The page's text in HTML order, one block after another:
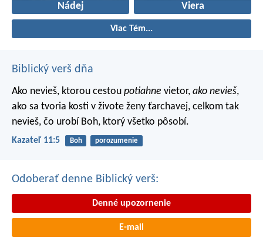
Nádej Viera
Viac Tém...
Biblický verš dňa
Ako nevieš, ktorou cestou potiahne vietor, ako nevieš,
ako sa tvoria kosti v živote ženy ťarchavej, celkom tak
nevieš, čo urobí Boh, ktorý všetko pôsobí.
Kazateľ 11:5 Boh porozumenie
Odoberať denne Biblický verš:
Denné upozornenie
E-mail